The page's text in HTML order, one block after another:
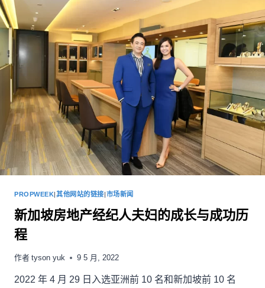
PROPWEEK |其他网站的链接| 市场新闻
新加坡房地产经纪人夫妇的成长与成功历
程
作者 tyson yuk 9 5 月, 2022
2022 年 4 月 29 日入选亚洲前 10 名和新加坡前 10 名